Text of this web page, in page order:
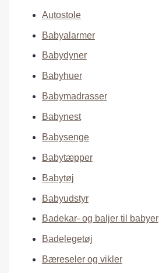
Autostole
Babyalarmer
Babydyner
Babyhuer
Babymadrasser
Babynest
Babysenge
Babytæpper
Babytøj
Babyudstyr
Badekar- og baljer til babyer
Badelegetøj
Bæreseler og vikler